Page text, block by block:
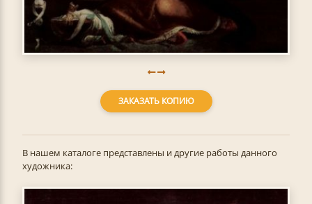
ЗАКАЗАТЬ КОПИЮ
В нашем каталоге представлены и другие работы данного
художника: